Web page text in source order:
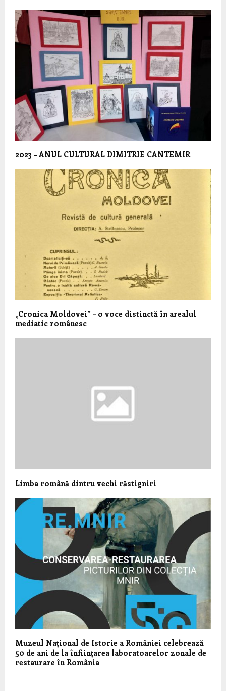
2023 – ANUL CULTURAL DIMITRIE CANTEMIR
„Cronica Moldovei” – o voce distinctă în arealul
mediatic românesc
Limba română dintru vechi răstigniri
Muzeul Național de Istorie a României celebrează
50 de ani de la înființarea laboratoarelor zonale de
restaurare în România